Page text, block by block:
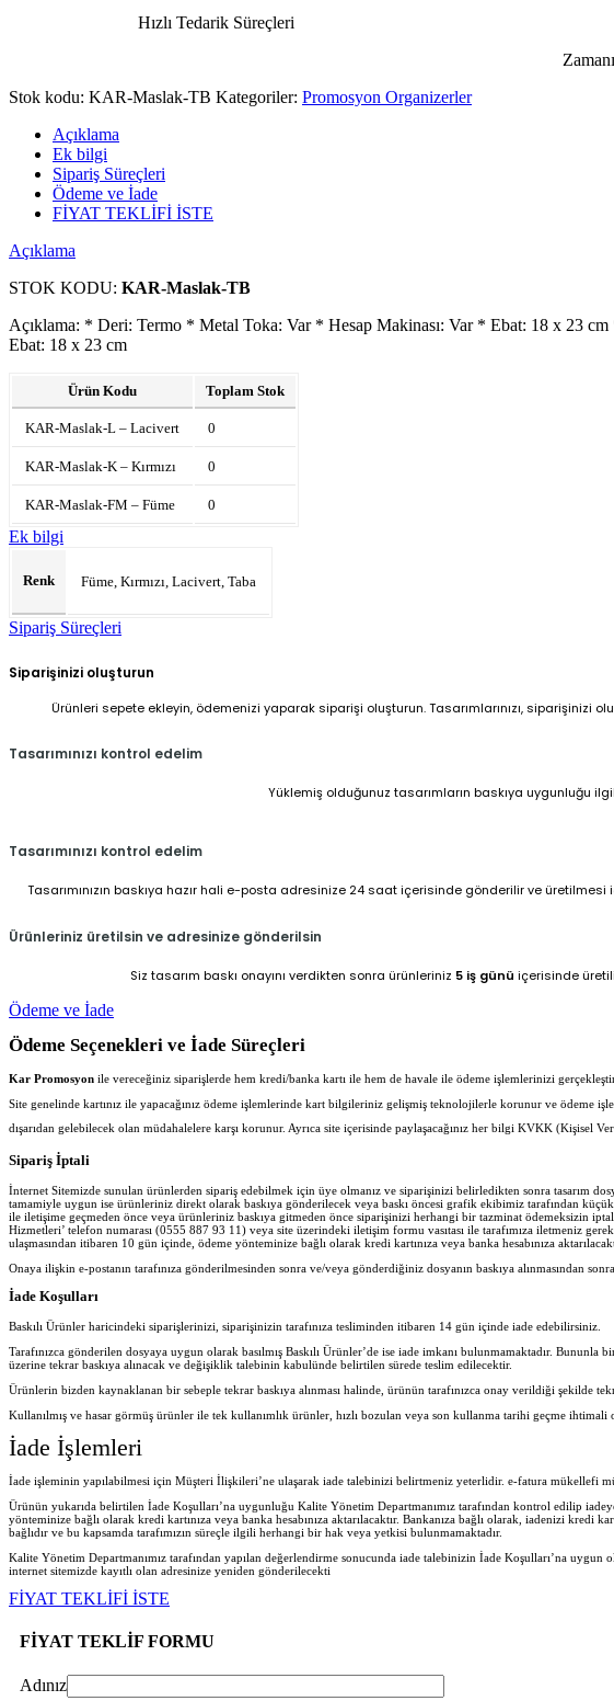
Hızlı Tedarik Süreçleri
Stok kodu: KAR-Maslak-TB Kategoriler: Promosyon Organizerler
Açıklama
Ek bilgi
Sipariş Süreçleri
Ödeme ve İade
FİYAT TEKLİFİ İSTE
Açıklama
STOK KODU: KAR-Maslak-TB
Açıklama: * Deri: Termo * Metal Toka: Var * Hesap Makinası: Var * Ebat: 18 x 23
Ebat: 18 x 23 cm
Ürün Kodu Toplam Stok
KAR-Maslak-L – Lacivert 0
KAR-Maslak-K – Kırmızı 0
KAR-Maslak-FM – Füme 0
Ek bilgi
Renk Füme, Kırmızı, Lacivert, Taba
Sipariş Süreçleri
Siparişinizi oluşturun
Ürünleri sepete ekleyin, ödemenizi yaparak siparişi oluşturun. Tasarımlarınızı, siparişinizi
Tasarımınızı kontrol edelim
Yüklemiş olduğunuz tasarımların baskıya uygunluğu
Tasarımınızı kontrol edelim
Tasarımınızın baskıya hazır hali e-posta adresinize 24 saat içerisinde gönderilir ve
Ürünleriniz üretilsin ve adresinize gönderilsin
Siz tasarım baskı onayını verdikten sonra ürünleriniz 5 iş günü içerisinde
Ödeme ve İade
Ödeme Seçenekleri ve İade Süreçleri
Kar Promosyon ile vereceğiniz siparişlerde hem kredi/banka kartı ile hem de havale ile ödeme işlemlerinizi
Site genelinde kartınız ile yapacağınız ödeme işlemlerinde kart bilgileriniz gelişmiş teknolojilerle korunur ve ödeme
dışarıdan gelebilecek olan müdahalelere karşı korunur. Ayrıca site içerisinde paylaşacağınız her bilgi KVKK (Kişisel
Sipariş İptali
İnternet Sitemizde sunulan ürünlerden sipariş edebilmek için üye olmanız ve siparişinizi belirledikten sonra tasarım
tamamiyle uygun ise ürünleriniz direkt olarak baskıya gönderilecek veya baskı öncesi grafik ekibimiz tarafından
ile iletişime geçmeden önce veya ürünleriniz baskıya gitmeden önce siparişinizi herhangi bir tazminat ödemeksizin
Hizmetleri’ telefon numarası (0555 887 93 11) veya site üzerindeki iletişim formu vasıtası ile tarafımıza iletmeniz
ulaşmasından itibaren 10 gün içinde, ödeme yönteminize bağlı olarak kredi kartınıza veya banka hesabınıza
Onaya ilişkin e-postanın tarafınıza gönderilmesinden sonra ve/veya gönderdiğiniz dosyanın baskıya alınmasından
İade Koşulları
Baskılı Ürünler haricindeki siparişlerinizi, siparişinizin tarafınıza tesliminden itibaren 14 gün içinde iade edebilirsiniz.
Tarafınızca gönderilen dosyaya uygun olarak basılmış Baskılı Ürünler’de ise iade imkanı bulunmamaktadır.
üzerine tekrar baskıya alınacak ve değişiklik talebinin kabulünde belirtilen sürede teslim edilecektir.
Ürünlerin bizden kaynaklanan bir sebeple tekrar baskıya alınması halinde, ürünün tarafınızca onay verildiği şekilde
Kullanılmış ve hasar görmüş ürünler ile tek kullanımlık ürünler, hızlı bozulan veya son kullanma tarihi geçme ihtimali
İade İşlemleri
İade işleminin yapılabilmesi için Müşteri İlişkileri’ne ulaşarak iade talebinizi belirtmeniz yeterlidir. e-fatura mükellefi
Ürünün yukarıda belirtilen İade Koşulları’na uygunluğu Kalite Yönetim Departmanımız tarafından kontrol edilip
yönteminize bağlı olarak kredi kartınıza veya banka hesabınıza aktarılacaktır. Bankanıza bağlı olarak, iadenizi kredi
bağlıdır ve bu kapsamda tarafımızın süreçle ilgili herhangi bir hak veya yetkisi bulunmamaktadır.
Kalite Yönetim Departmanımız tarafından yapılan değerlendirme sonucunda iade talebinizin İade Koşulları’na
internet sitemizde kayıtlı olan adresinize yeniden gönderilecekti
FİYAT TEKLİFİ İSTE
FİYAT TEKLİF FORMU
Adınız